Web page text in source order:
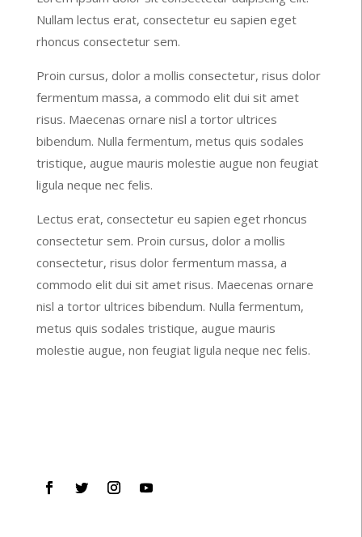
Nullam lectus erat, consectetur eu sapien eget
rhoncus consectetur sem.
Proin cursus, dolor a mollis consectetur, risus dolor
fermentum massa, a commodo elit dui sit amet
risus. Maecenas ornare nisl a tortor ultrices
bibendum. Nulla fermentum, metus quis sodales
tristique, augue mauris molestie augue non feugiat
ligula neque nec felis.
Lectus erat, consectetur eu sapien eget rhoncus
consectetur sem. Proin cursus, dolor a mollis
consectetur, risus dolor fermentum massa, a
commodo elit dui sit amet risus. Maecenas ornare
nisl a tortor ultrices bibendum. Nulla fermentum,
metus quis sodales tristique, augue mauris
molestie augue, non feugiat ligula neque nec felis.